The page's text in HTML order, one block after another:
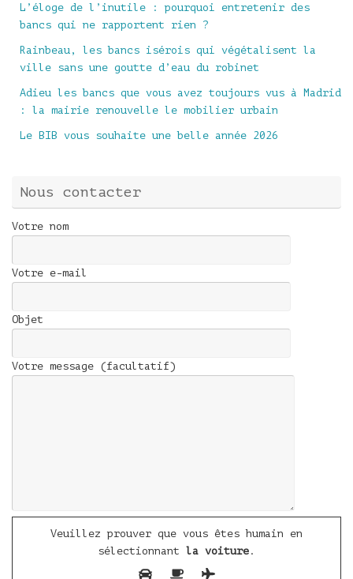
L’éloge de l’inutile : pourquoi entretenir des
bancs qui ne rapportent rien ?
Rainbeau, les bancs isérois qui végétalisent la
ville sans une goutte d’eau du robinet
Adieu les bancs que vous avez toujours vus à Madrid
: la mairie renouvelle le mobilier urbain
Le BIB vous souhaite une belle année 2026
Nous contacter
Votre nom
Votre e-mail
Objet
Votre message (facultatif)
Veuillez prouver que vous êtes humain en
sélectionnant la voiture .